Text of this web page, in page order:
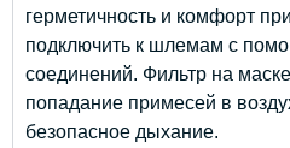
герметичность и комфорт
подключить к шлемам с
соединений. Фильтр на
попадание примесей в
безопасное дыхание.